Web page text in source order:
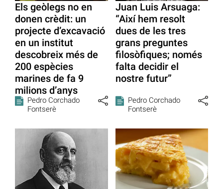
Els geòlegs no en
donen crèdit: un
projecte d’excavació
en un institut
descobreix més de
200 espècies
marines de fa 9
milions d’anys
Pedro Corchado
Fontserè
Juan Luis Arsuaga:
“Així hem resolt
dues de les tres
grans preguntes
filosòfiques; només
falta decidir el
nostre futur”
Pedro Corchado
Fontserè